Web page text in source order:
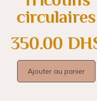
circulaires
350.00
Ajouter au panier